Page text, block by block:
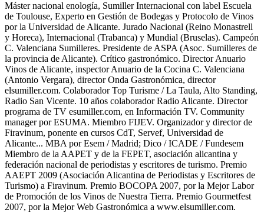
Máster nacional enología, Sumiller Internacional con label Escuela
de Toulouse, Experto en Gestión de Bodegas y Protocolo de Vinos
por la Universidad de Alicante. Jurado Nacional (Reino Monastrell
y Horeca), Internacional (Trabanca) y Mundial (Bruselas). Campeón
C. Valenciana Sumilleres. Presidente de ASPA (Asoc. Sumilleres de
la provincia de Alicante). Crítico gastronómico. Director Anuario
Vinos de Alicante, inspector Anuario de la Cocina C. Valenciana
(Antonio Vergara), director Onda Gastronómica, director
elsumiller.com. Colaborador Top Turisme / La Taula, Alto Standing,
Radio San Vicente. 10 años colaborador Radio Alicante. Director
programa de TV esumiller.com, en Información TV. Community
manager por ESUMA. Miembro FIJEV. Organizador y director de
Firavinum, ponente en cursos CdT, Servef, Universidad de
Alicante... MBA por Esem / Madrid; Dico / ICADE / Fundesem
Miembro de la AAPET y de la FEPET, asociación alicantina y
federación nacional de periodistas y escritores de turismo. Premio
AAEPT 2009 (Asociación Alicantina de Periodistas y Escritores de
Turismo) a Firavinum. Premio BOCOPA 2007, por la Mejor Labor
de Promoción de los Vinos de Nuestra Tierra. Premio Gourmetfest
2007, por la Mejor Web Gastronómica a www.elsumiller.com.